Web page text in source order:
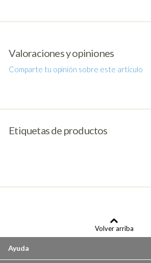
Valoraciones y opiniones
Comparte tu opinión sobre este artículo
Etiquetas de productos
Volver arriba
Ayuda